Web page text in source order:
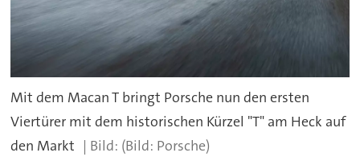
Mit dem Macan T bringt Porsche nun den ersten
Viertürer mit dem historischen Kürzel "T" am Heck auf
den Markt
(Bild: Porsche)